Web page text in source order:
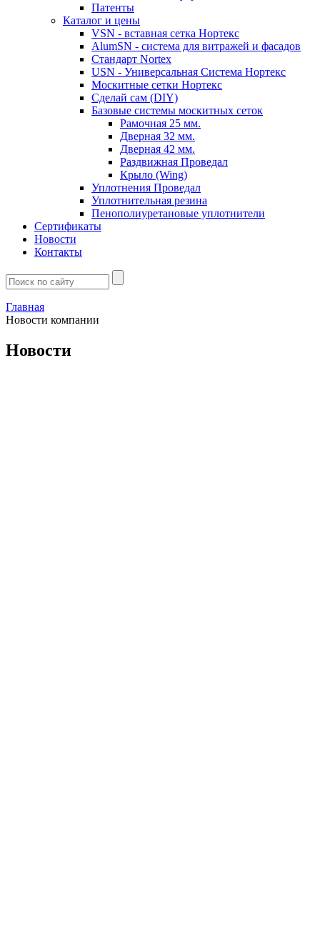
Патенты
Каталог и цены
VSN - вставная сетка Нортекс
AlumSN - система для витражей и фасадов
Стандарт Nortex
USN - Универсальная Система Нортекс
Москитные сетки Нортекс
Сделай сам (DIY)
Базовые системы москитных сеток
Рамочная 25 мм.
Дверная 32 мм.
Дверная 42 мм.
Раздвижная Проведал
Крыло (Wing)
Уплотнения Проведал
Уплотнительная резина
Пенополиуретановые уплотнители
Сертификаты
Новости
Контакты
Главная
Новости компании
Новости